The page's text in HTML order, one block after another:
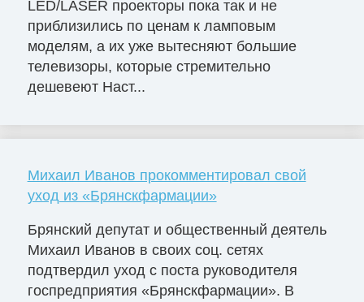
LED/LASER проекторы пока так и не
приблизились по ценам к ламповым
моделям, а их уже вытесняют большие
телевизоры, которые стремительно
дешевеют Наст...
Михаил Иванов прокомментировал свой
уход из «Брянскфармации»
Брянский депутат и общественный деятель
Михаил Иванов в своих соц. сетях
подтвердил уход с поста руководителя
госпредприятия «Брянскфармации». В